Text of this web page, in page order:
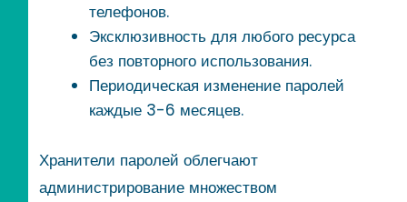
телефонов.
Эксклюзивность для любого ресурса
без повторного использования.
Периодическая изменение паролей
каждые 3-6 месяцев.
Хранители паролей облегчают
администрирование множеством